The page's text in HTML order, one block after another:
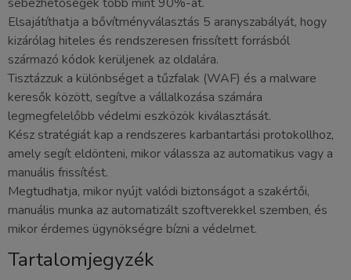
sebezhetőségek több mint 90%-át.
Elsajátíthatja a bővítményválasztás 5 aranyszabályát, hogy
kizárólag hiteles és rendszeresen frissített forrásból
származó kódok kerüljenek az oldalára.
Tisztázzuk a különbséget a tűzfalak (WAF) és a malware
keresők között, segítve a vállalkozása számára
legmegfelelőbb védelmi eszközök kiválasztását.
Kész stratégiát kap a rendszeres karbantartási protokollhoz,
amely segít eldönteni, mikor válassza az automatikus vagy a
manuális frissítést.
Megtudhatja, mikor nyújt valódi biztonságot a szakértői,
manuális munka az automatizált szoftverekkel szemben, és
mikor érdemes ügynökségre bízni a védelmet.
Tartalomjegyzék